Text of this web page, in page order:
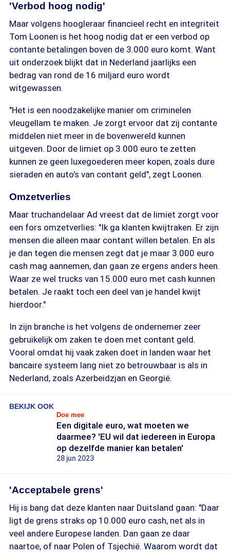
'Verbod hoog nodig'
Maar volgens hoogleraar financieel recht en integriteit
Tom Loonen is het hoog nodig dat er een verbod op
contante betalingen boven de 3.000 euro komt. Want
uit onderzoek blijkt dat in Nederland jaarlijks een
bedrag van rond de 16 miljard euro wordt
witgewassen.
"Het is een noodzakelijke manier om criminelen
vleugellam te maken. Je zorgt ervoor dat zij contante
middelen niet meer in de bovenwereld kunnen
uitgeven. Door de limiet op 3.000 euro te zetten
kunnen ze geen luxegoederen meer kopen, zoals dure
sieraden en auto's van contant geld", zegt Loonen.
Omzetverlies
Maar truchandelaar Ad vreest dat de limiet zorgt voor
een fors omzetverlies: "Ik ga klanten kwijtraken. Er zijn
mensen die alleen maar contant willen betalen. En als
je dan tegen die mensen zegt dat je maar 3.000 euro
cash mag aannemen, dan gaan ze ergens anders heen.
Waar ze wel trucks van 15.000 euro met cash kunnen
betalen. Je raakt toch een deel van je handel kwijt
hierdoor."
In zijn branche is het volgens de ondernemer zeer
gebruikelijk om zaken te doen met contant geld.
Vooral omdat hij vaak zaken doet in landen waar het
bancaire systeem lang niet zo betrouwbaar is als in
Nederland, zoals Azerbeidzjan en Georgië.
BEKIJK OOK
Doe mee
Een digitale euro, wat moeten we
daarmee? 'EU wil dat iedereen in Europa
op dezelfde manier kan betalen'
28 jun 2023
'Acceptabele grens'
Hij is bang dat deze klanten naar Duitsland gaan: "Daar
ligt de grens straks op 10.000 euro cash, net als in
veel andere Europese landen. Dan gaan ze daar
naartoe, of naar Polen of Tsjechië. Waarom wordt dat